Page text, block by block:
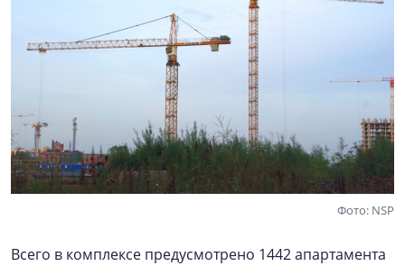
Фото: NSP
Всего в комплексе предусмотрено 1442 апартамента